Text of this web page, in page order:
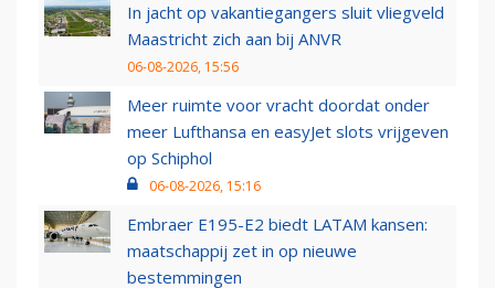
In jacht op vakantiegangers sluit vliegveld
Maastricht zich aan bij ANVR
06-08-2026, 15:56
Meer ruimte voor vracht doordat onder
meer Lufthansa en easyJet slots vrijgeven
op Schiphol
06-08-2026, 15:16
Embraer E195-E2 biedt LATAM kansen:
maatschappij zet in op nieuwe
bestemmingen